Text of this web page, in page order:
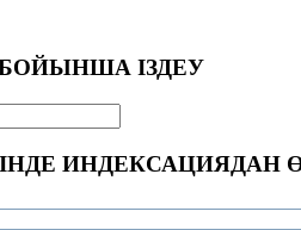
ІЗДЕУ
ИНДЕКСАЦИЯДАН